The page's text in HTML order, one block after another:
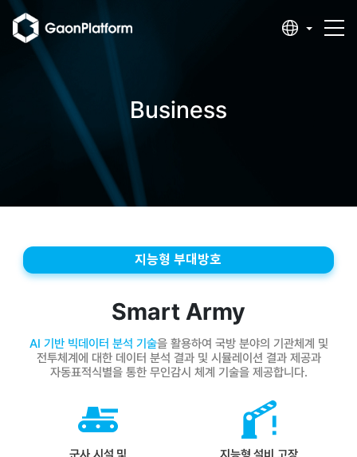
Business
지능형 부대방호
Smart Army
AI 기반 빅데이터 분석 기술을 활용하여 국방 분야의 기관체계 및
전투체계에 대한 데이터 분석 결과 및 시뮬레이션 결과 제공과
자동표적식별을 통한 무인감시 체계 기술을 제공합니다.